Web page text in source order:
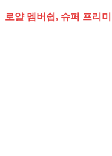
로얄 멤버쉽, 슈퍼 프리